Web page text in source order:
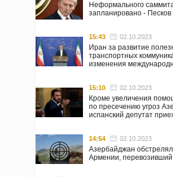
Неформального
запланировано - Песков
15:43 02.10.2023
Иран за развитие
транспортных
изменения
15:10 02.10.2023
Кроме увеличения
по пресечению угроз
испанский депутат
14:54 02.10.2023
Азербайджан
Армении, перевозивший